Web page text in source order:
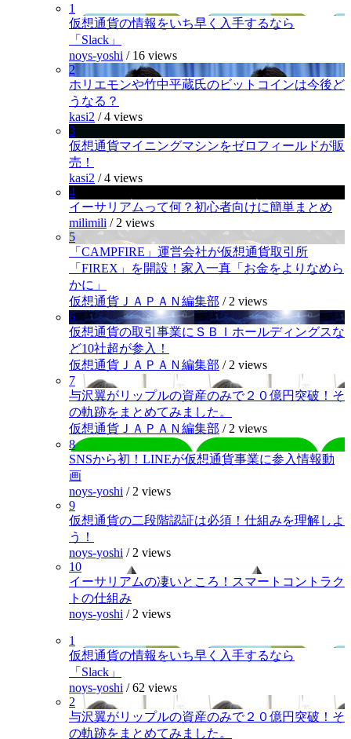
1
仮想通貨の情報をいち早く入手するなら
「Slack」
noys-yoshi / 16 views
2
ホリエモンや竹中平蔵氏のビットコインは今後ど
うなる？
kasi2 /4 views
3
仮想通貨マイニングマシンをゼロフィールドが販
売！
kasi2 /4 views
4
イーサリアムって何？初心者向けに簡単まとめ
milimili / 2 views
5
「CAMPFIRE」運営会社が仮想通貨取引所
「FIREX」を開設！家入一真「お金をよりなめら
かに」
仮想通貨ＪＡＰＡＮ編集部 / 2 views
6
仮想通貨の取引事業にＳＢＩホールディングスな
ど10社超が参入！
仮想通貨ＪＡＰＡＮ編集部 / 2 views
7
与沢翼がリップルの資産のみで２０億円突破！そ
の軌跡をまとめてみました。
仮想通貨ＪＡＰＡＮ編集部 / 2 views
8
SNSから初！LINEが仮想通貨事業に参入情報動
画
noys-yoshi / 2 views
9
仮想通貨の二段階認証は必須！仕組みを理解しよ
う！
noys-yoshi / 2 views
10
イーサリアムの凄いところ！スマートコントラク
トの仕組み
noys-yoshi / 2 views
1
仮想通貨の情報をいち早く入手するなら
「Slack」
noys-yoshi /62 views
2
与沢翼がリップルの資産のみで２０億円突破！そ
の軌跡をまとめてみました。